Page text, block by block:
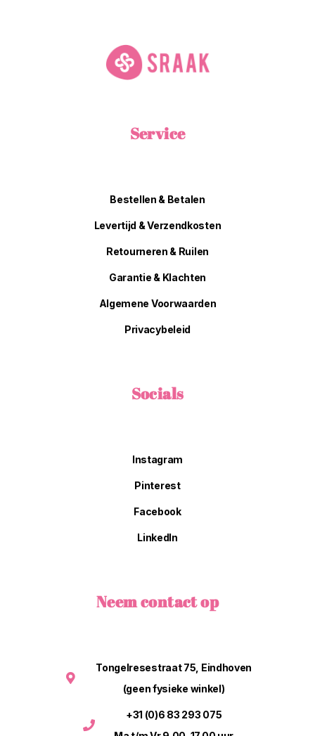
Service
Bestellen & Betalen
Levertijd & Verzendkosten
Retourneren & Ruilen
Garantie & Klachten
Algemene Voorwaarden
Privacybeleid
Socials
Instagram
Pinterest
Facebook
LinkedIn
Neem contact op
Tongelresestraat 75, Eindhoven
(geen fysieke winkel)
+31 (0)6 83 293 075